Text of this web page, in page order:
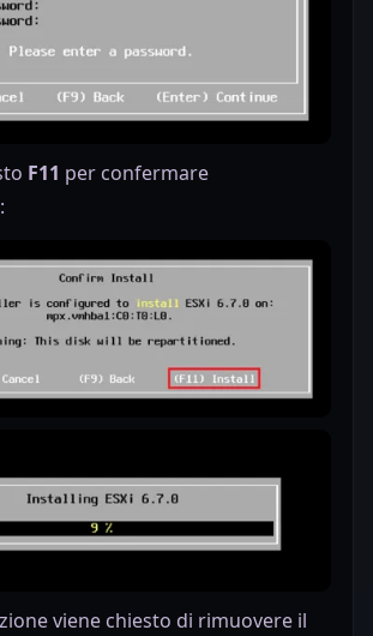
F11 per confermare
viene chiesto di rimuovere il